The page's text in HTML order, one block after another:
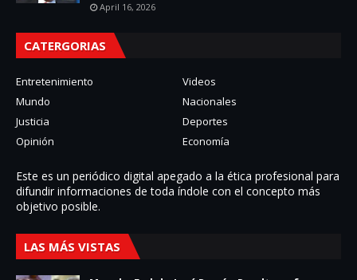
April 16, 2026
CATERGORIAS
Entretenimiento
Videos
Mundo
Nacionales
Justicia
Deportes
Opinión
Economía
Este es un periódico digital apegado a la ética profesional para
difundir informaciones de toda í­ndole con el concepto más
objetivo posible.
LAS MÁS VISTAS